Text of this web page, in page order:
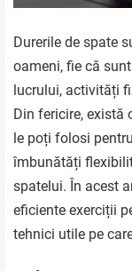
Durerile de spate
oameni, fie că
lucrului, activități
Din fericire, există
le poți folosi
îmbunătăți
spatelui. În acest
eficiente exerciții
tehnici utile pe